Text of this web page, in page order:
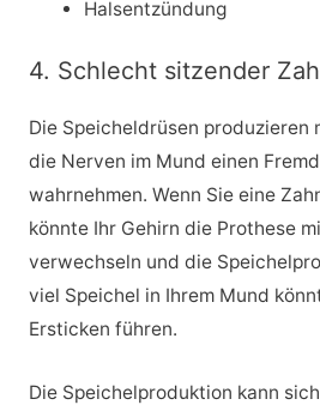
Halsentzündung
4. Schlecht sitzender
Die Speicheldrüsen produzieren
die Nerven im Mund einen
wahrnehmen. Wenn Sie eine
könnte Ihr Gehirn die Prothese
verwechseln und die
viel Speichel in Ihrem Mund
Ersticken führen.
Die Speichelproduktion kann